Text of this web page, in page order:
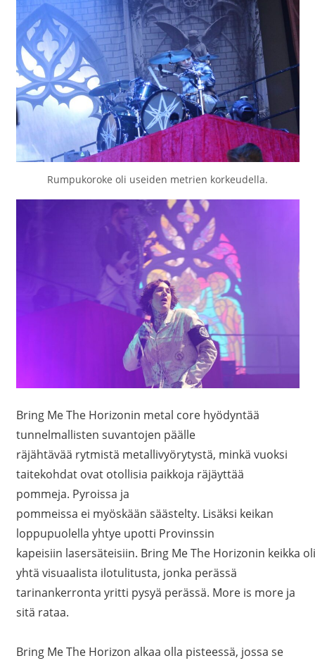
Rumpukoroke oli useiden metrien korkeudella.
Bring Me The Horizonin metal core hyödyntää
tunnelmallisten suvantojen päälle
räjähtävää rytmistä metallivyörytystä, minkä vuoksi
taitekohdat ovat otollisia paikkoja räjäyttää
pommeja. Pyroissa ja
pommeissa ei myöskään säästelty. Lisäksi keikan
loppupuolella yhtye upotti Provinssin
kapeisiin lasersäteisiin. Bring Me The Horizonin keikka oli
yhtä visuaalista ilotulitusta, jonka perässä
tarinankerronta yritti pysyä perässä. More is more ja
sitä rataa.
Bring Me The Horizon alkaa olla pisteessä, jossa se